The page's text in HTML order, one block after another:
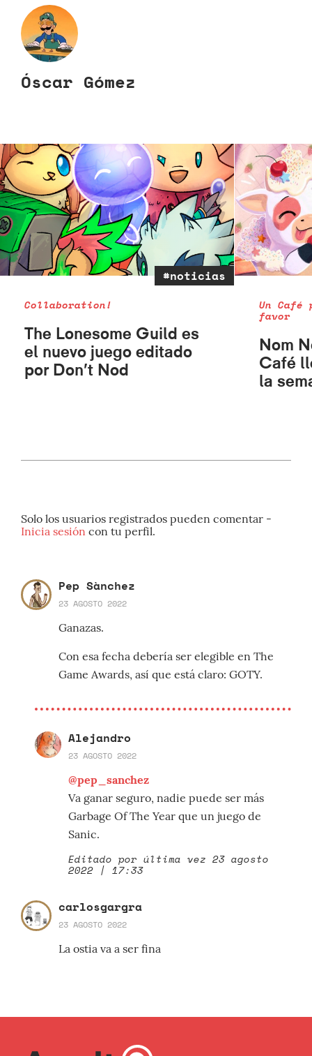
Óscar Gómez
#noticias
Collaboration!
The Lonesome Guild es
el nuevo juego editado
por Don’t Nod
Un
favor
Nom
Café
la
Solo los usuarios registrados pueden comentar -
Inicia sesión con tu perfil.
Pep Sànchez
23 AGOSTO 2022
Ganazas.
Con esa fecha debería ser elegible en The
Game Awards, así que está claro: GOTY.
Alejandro
23 AGOSTO 2022
@pep_sanchez
Va ganar seguro, nadie puede ser más
Garbage Of The Year que un juego de
Sanic.
Editado por última vez 23 agosto
2022 | 17:33
carlosgargra
23 AGOSTO 2022
La ostia va a ser fina